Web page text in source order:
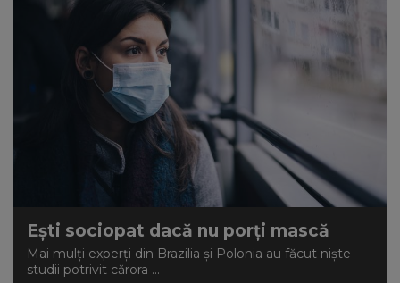
Ești sociopat dacă nu porți mască
Mai mulți experți din Brazilia și Polonia au făcut niște
studii potrivit cărora ...